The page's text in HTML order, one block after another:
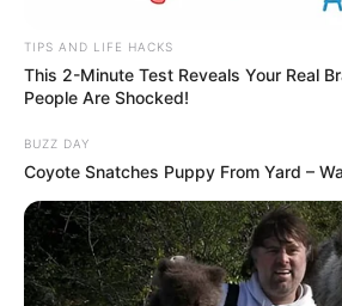
TIPS AND LIFE HACKS
This 2-Minute Test Reveals Your Real
People Are Shocked!
BUZZ DAY
Coyote Snatches Puppy From Yard –